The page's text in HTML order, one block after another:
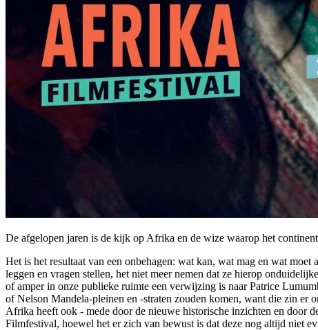
De afgelopen jaren is de kijk op Afrika en de wize waarop het
Het is het resultaat van een onbehagen: wat kan, wat mag en wat
leggen en vragen stellen, het niet meer nemen dat ze hierop
of amper in onze publieke ruimte een verwijzing is naar Patrice
of Nelson Mandela-pleinen en -straten zouden komen, want die zin
Afrika heeft ook - mede door de nieuwe historische inzichten en door
Filmfestival, hoewel het er zich van bewust is dat deze nog altijd niet